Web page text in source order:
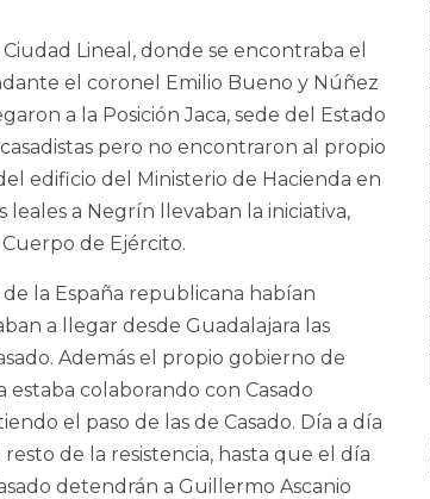
Lineal, donde se encontraba el
el coronel Emilio Bueno y Núñez
a la Posición Jaca, sede del Estado
pero no encontraron al propio
edificio del Ministerio de Hacienda en
leales a Negrín llevaban la iniciativa,
de Ejército.
la España republicana habían
a llegar desde Guadalajara las
Además el propio gobierno de
estaba colaborando con Casado
el paso de las de Casado. Día a día
de la resistencia, hasta que el día
detendrán a Guillermo Ascanio